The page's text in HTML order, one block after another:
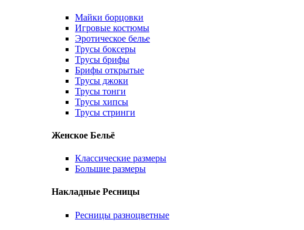
Майки борцовки
Игровые костюмы
Эротическое белье
Трусы боксеры
Трусы брифы
Брифы открытые
Трусы джоки
Трусы тонги
Трусы хипсы
Трусы стринги
Женское Бельё
Классические размеры
Большие размеры
Накладные Ресницы
Ресницы разноцветные